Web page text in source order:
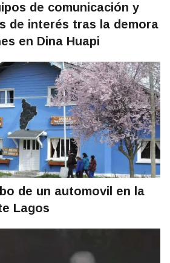
de comunicación y
de interés tras la demora
en Dina Huapi
de un automovil en la
Lagos